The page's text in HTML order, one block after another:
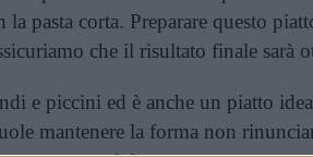
pasta corta. Preparare questo
che il risultato finale sarà
e piccini ed è anche un piatto
mantenere la forma non